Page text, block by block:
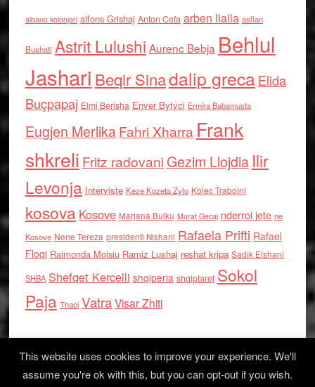
albano kolonjari alfons Grishaj Anton Cefa arben llalla asllan
Bushati Astrit Lulushi Aurenc Bebja Behlul
Jashari Beqir Sinadalip grecaElida
Buçpapaj Elmi Berisha Enver Bytyci Ermira Babamusta
Eugjen MerlikaFahri Xharra Frank
shkreli Fritz radovaniGezim Llojdia Ilir
Levonja Interviste Keze Kozeta Zylo Kolec Traboini
kosova Kosove Marjana Bulku Murat Gecaj nderroi jete ne
Kosove Nene Tereza presidenti Nishani Rafaela Prifti Rafael
Floqi Raimonda Moisiu Ramiz Lushaj reshat kripa Sadik Elshani
SHBA Shefqet Kercelli shqiperia shqiptaret Sokol
Paja Thaci VatraVisar Zhiti
This website uses cookies to improve your experience. We'll
assume you're ok with this, but you can opt-out if you wish.